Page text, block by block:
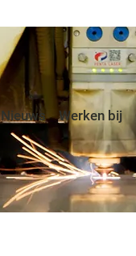
Nieuws Werken bij